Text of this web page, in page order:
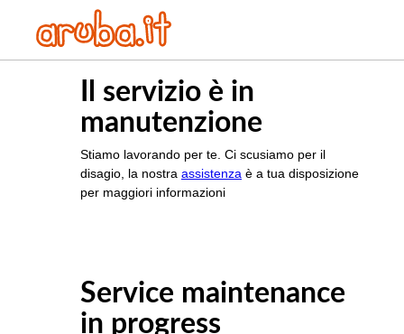
Il servizio è in
manutenzione
Stiamo lavorando per te. Ci scusiamo per il
disagio, la nostra assistenza è a tua disposizione
per maggiori informazioni
Service maintenance
in progress